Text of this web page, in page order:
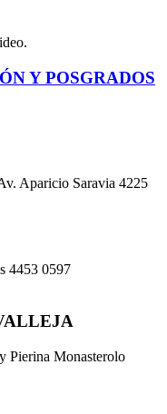
Y POSGRADOS
Aparicio Saravia 4225
4453 0597
Pierina Monasterolo